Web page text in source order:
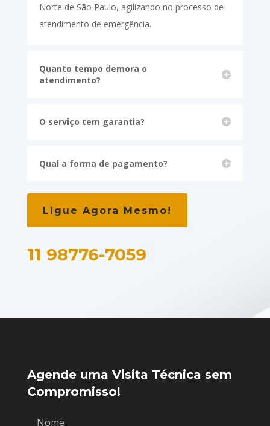
Norte de São Paulo, agilizando no processo de
atendimento de emergência.
Quanto tempo demora o
atendimento?
O serviço tem garantia?
Qual a forma de pagamento?
Ligue Agora Mesmo!
11 98776-7059
Agende uma Visita Técnica sem
Compromisso!